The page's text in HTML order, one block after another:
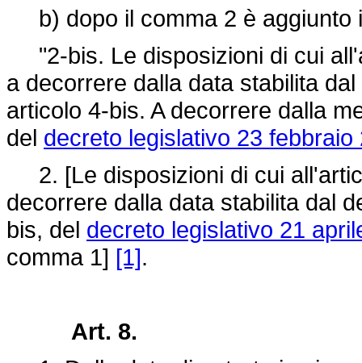
b) dopo il comma 2 è aggiunto
"2-bis. Le disposizioni di cui
a decorrere dalla data stabilita
articolo 4-bis. A decorrere dalla
del decreto legislativo 23 febbraio
2. [Le disposizioni di cui
decorrere dalla data stabilita dal
bis, del decreto legislativo 21
comma 1] [1].
Art. 8.